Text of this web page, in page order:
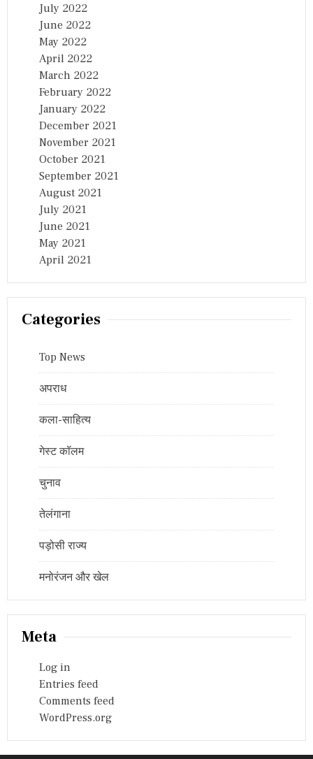
July 2022
June 2022
May 2022
April 2022
March 2022
February 2022
January 2022
December 2021
November 2021
October 2021
September 2021
August 2021
July 2021
June 2021
May 2021
April 2021
Categories
Top News
अपराध
कला-साहित्य
गेस्ट कॉलम
चुनाव
तेलंगाना
पड़ोसी राज्य
मनोरंजन और खेल
Meta
Log in
Entries feed
Comments feed
WordPress.org